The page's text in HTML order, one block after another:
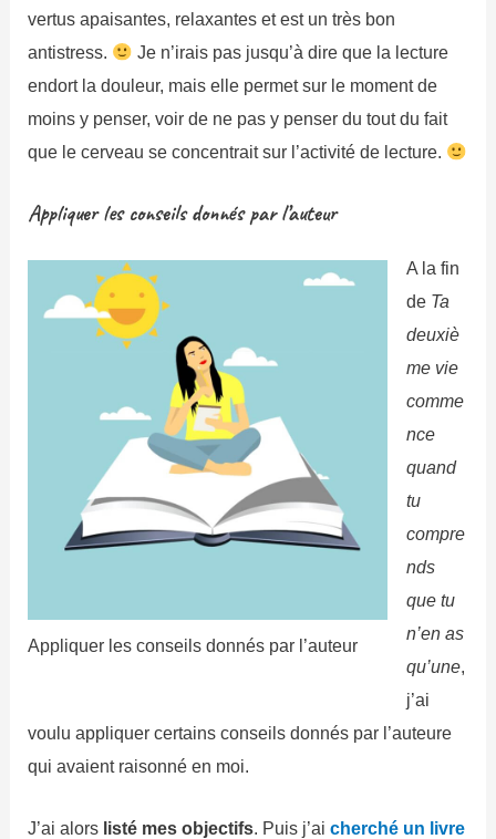
vertus apaisantes, relaxantes et est un très bon
antistress.
Je n’irais pas jusqu’à dire que la lecture
endort la douleur, mais elle permet sur le moment de
moins y penser, voir de ne pas y penser du tout du fait
que le cerveau se concentrait sur l’activité de lecture.
Appliquer les conseils donnés par l’auteur
Appliquer les conseils donnés par l’auteur
A la fin
de Ta
deuxiè
me vie
comme
nce
quand
tu
compre
nds
que tu
n’en as
qu’une,
j’ai
voulu appliquer certains conseils donnés par l’auteure
qui avaient raisonné en moi.
J’ai alors listé mes objectifs. Puis j’aicherché un livre